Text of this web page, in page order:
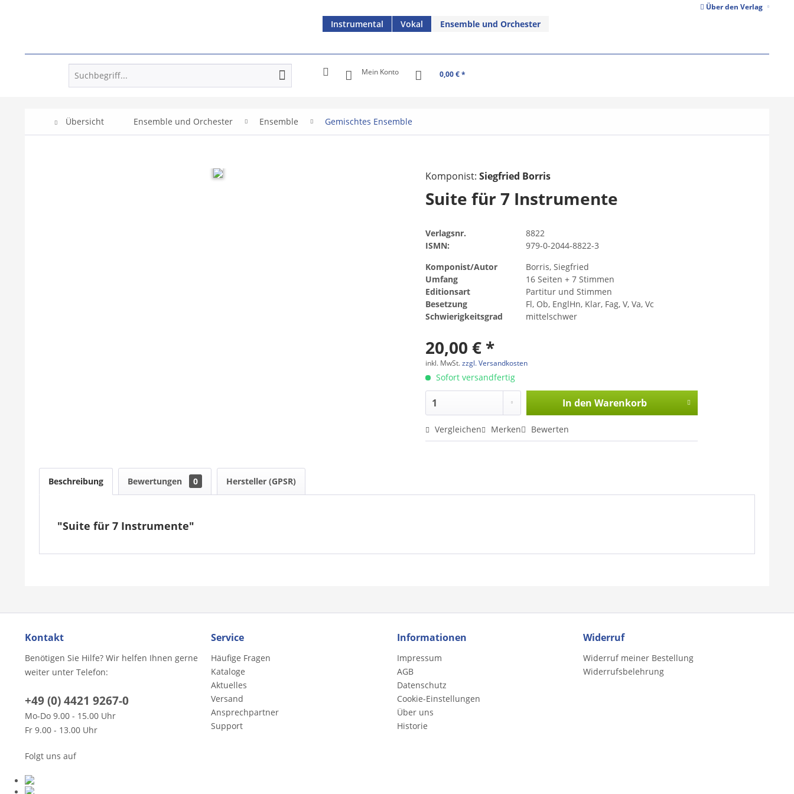
Über den Verlag
Instrumental Vokal Ensemble und Orchester
Mein Konto 0,00 € *
Übersicht Ensemble und Orchester Ensemble Gemischtes Ensemble
Komponist:Siegfried Borris
Suite für 7 Instrumente
Verlagsnr.
8822
ISMN:
979-0-2044-8822-3
Komponist/Autor
Borris, Siegfried
Umfang
16 Seiten + 7 Stimmen
Editionsart
Partitur und Stimmen
Besetzung
Fl, Ob, EnglHn, Klar, Fag, V, Va, Vc
Schwierigkeitsgrad
mittelschwer
20,00 € *
inkl. MwSt.zzgl. Versandkosten
Sofort versandfertig
In den Warenkorb
Vergleichen Merken Bewerten
Beschreibung Bewertungen 0 Hersteller (GPSR)
"Suite für 7 Instrumente"
Kontakt
Benötigen Sie Hilfe? Wir helfen Ihnen gerne
weiter unter Telefon:
+49 (0) 4421 9267-0
Mo-Do 9.00 - 15.00 Uhr
Fr 9.00 - 13.00 Uhr
Folgt uns auf
Service
Häufige Fragen
Kataloge
Aktuelles
Versand
Ansprechpartner
Support
Informationen
Impressum
AGB
Datenschutz
Cookie-Einstellungen
Über uns
Historie
Widerruf
Widerruf meiner Bestellung
Widerrufsbelehrung